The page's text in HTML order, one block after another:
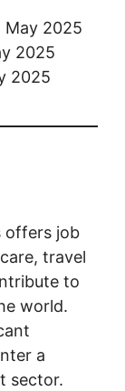
May 2025
2025
2025
offers job
travel
to
world.
a
sector.